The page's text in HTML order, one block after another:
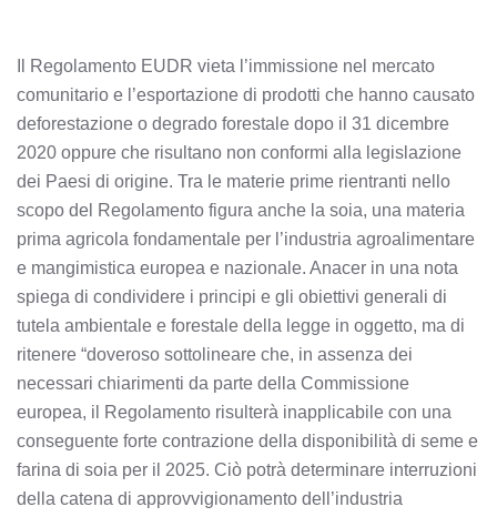
Il Regolamento EUDR vieta l’immissione nel mercato
comunitario e l’esportazione di prodotti che hanno causato
deforestazione o degrado forestale dopo il 31 dicembre
2020 oppure che risultano non conformi alla legislazione
dei Paesi di origine. Tra le materie prime rientranti nello
scopo del Regolamento figura anche la soia, una materia
prima agricola fondamentale per l’industria agroalimentare
e mangimistica europea e nazionale. Anacer in una nota
spiega di condividere i principi e gli obiettivi generali di
tutela ambientale e forestale della legge in oggetto, ma di
ritenere “doveroso sottolineare che, in assenza dei
necessari chiarimenti da parte della Commissione
europea, il Regolamento risulterà inapplicabile con una
conseguente forte contrazione della disponibilità di seme e
farina di soia per il 2025. Ciò potrà determinare interruzioni
della catena di approvvigionamento dell’industria